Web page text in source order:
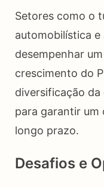
Setores como o
automobilística
desempenhar
crescimento do
diversificação
para garantir um
longo prazo.
Desafios e